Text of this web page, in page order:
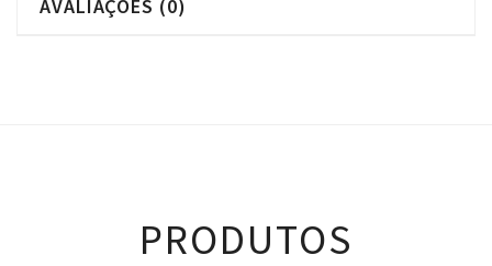
AVALIAÇÕES (0)
PRODUTOS